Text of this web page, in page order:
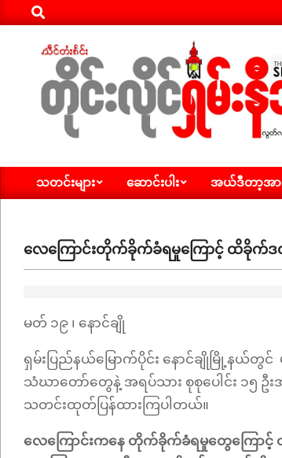
to
Search
ရှမ်း
နီ
သတင်း
Primary
သတင်းများ ဆောင်းပါး အယ်ဒီတာ့အာ
လေကြောင်းတိုက်ခိုက်ခံရမှုကြောင့် ထိခို
မတ် ၁၉ ၊ နောင်ချို
ရှမ်းပြည်နယ်မြောက်ပိုင်း နောင်ချိုမြို့နယ်
သံဃာတော်တွေနဲ့ အရပ်သား စုစုပေါင်း ၁၅
သတင်းထုတ်ပြန်ထားကြပါတယ်။
လေကြောင်းကနေ တိုက်ခိုက်ခံရမှုတွေကြေ